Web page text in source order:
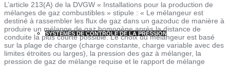
SYSTÈMES DE CONTRÔLE DE LA PRESSION
L’article 213(A) de la DVGW « Installations pour la production de
mélanges de gaz combustibles » stipule : « Le mélangeur est
destiné à rassembler les flux de gaz dans un gazoduc de manière à
produire un mélange de gaz homogène après la distance de
conduite la plus courte possible. Le choix du mélangeur est basé
sur la plage de charge (charge constante, charge variable avec des
limites étroites ou larges), la pression des gaz à mélanger, la
pression de gaz de mélange requise et le rapport de mélange